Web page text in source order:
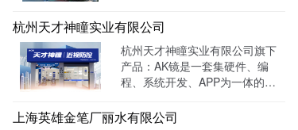
院已开通全国医保联网结算、省
市医保、省市老干部医保及市子
女统筹。通过LTD枢纽云系统升
级数字化品牌官网，患者可以通
过官网进行在线预约，在线咨询
杭州天才神瞳实业有限公司
杭州天才神瞳实业有限公司旗下
产品：AK镜是一套集硬件、编
程、系统开发、APP为一体的智
云系统做竞价投放，搭建符合产
上海英雄金笔厂丽水有限公司